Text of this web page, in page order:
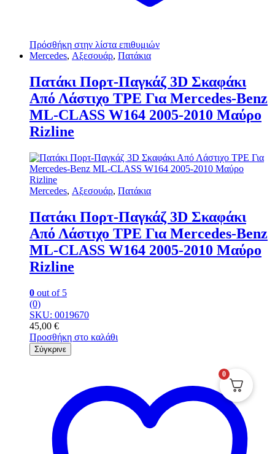
Πρόσθήκη στην λίστα επιθυμιών
Mercedes, Αξεσουάρ, Πατάκια
Πατάκι Πορτ-Παγκάζ 3D Σκαφάκι
Από Λάστιχο TPE Για Mercedes-Benz
ΜL-CLΑSS W164 2005-2010 Μαύρο
Rizline
Mercedes, Αξεσουάρ, Πατάκια
Πατάκι Πορτ-Παγκάζ 3D Σκαφάκι
Από Λάστιχο TPE Για Mercedes-Benz
ΜL-CLΑSS W164 2005-2010 Μαύρο
Rizline
0 out of 5
(0)
SKU: 0019670
45,00 €
Προσθήκη στο καλάθι
Σύγκρινε
0